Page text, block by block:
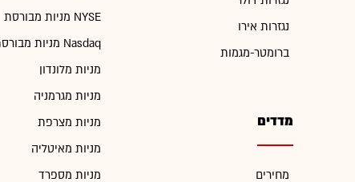
נגזרות אירו
ברומטר-מגמות
מדדים
מחירים
מניות מבורסת NYSE
מניות מבורסת Nasdaq
מניות מלונדון
מניות מגרמניה
מניות מצרפת
מניות מאיטליה
מניות מספרד